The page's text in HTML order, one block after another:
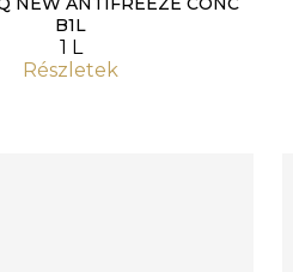
B1L
1 L
Részletek